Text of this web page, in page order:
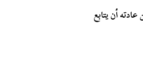
أن يتابع